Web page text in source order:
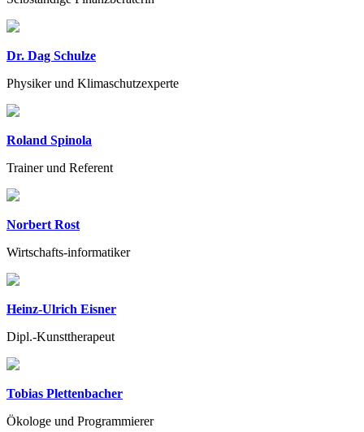
Dr. Dag Schulze
Physiker und Klimaschutzexperte
Roland Spinola
Trainer und Referent
Norbert Rost
Wirtschafts-informatiker
Heinz-Ulrich Eisner
Dipl.-Kunsttherapeut
Tobias Plettenbacher
Ökologe und Programmierer